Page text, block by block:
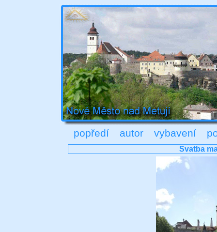
popředí autor vybavení
Svatba